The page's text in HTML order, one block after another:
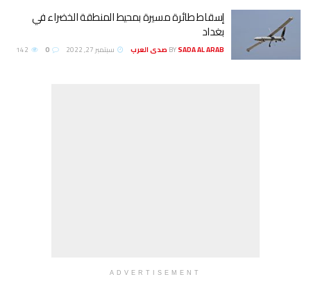
إسقاط طائرة مسيرة بمحيط المنطقة الخضراء في
بغداد
BYSADA AL ARAB صدى العرب سبتمبر 27, 2022
ADVERTISEMENT